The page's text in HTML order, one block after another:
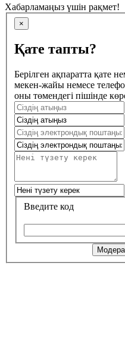
Хабарламаңыз үшін рақмет!
×
Қате тапты?
Берілген ақпаратта қате
мекен-жайы немесе
оны төмендегі пішінде
Введите код